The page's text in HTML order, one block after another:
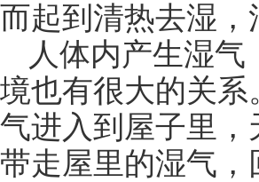
而起到清热去湿
人体内产生湿
境也有很大的关
气进入到屋子里
带走屋里的湿气